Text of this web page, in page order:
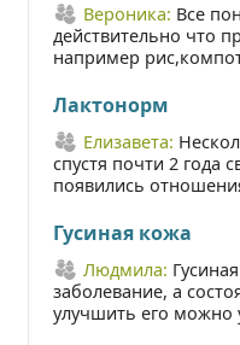
Вероника: Все
действительно что
например
Лактонорм
Елизавета:
спустя почти 2 года
появились
Гусиная кожа
Людмила:
заболевание, а
улучшить его можно